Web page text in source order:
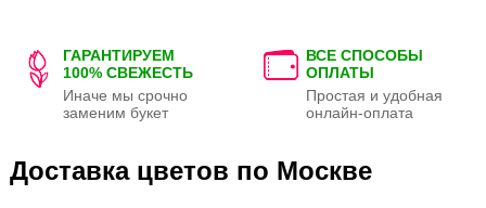
ГАРАНТИРУЕМ
100% СВЕЖЕСТЬ
Иначе мы срочно
заменим букет
ВСЕ СПОСОБЫ
ОПЛАТЫ
Простая и удобная
онлайн-оплата
Доставка цветов по Москве